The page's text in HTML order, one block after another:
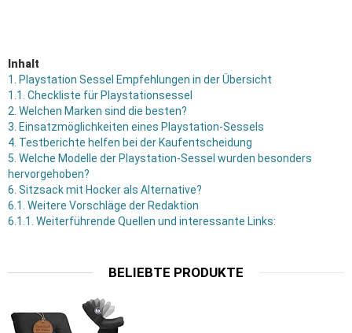
Inhalt
1. Playstation Sessel Empfehlungen in der Übersicht
1.1. Checkliste für Playstationsessel
2. Welchen Marken sind die besten?
3. Einsatzmöglichkeiten eines Playstation-Sessels
4. Testberichte helfen bei der Kaufentscheidung
5. Welche Modelle der Playstation-Sessel wurden besonders
hervorgehoben?
6. Sitzsack mit Hocker als Alternative?
6.1. Weitere Vorschläge der Redaktion
6.1.1. Weiterführende Quellen und interessante Links:
BELIEBTE PRODUKTE